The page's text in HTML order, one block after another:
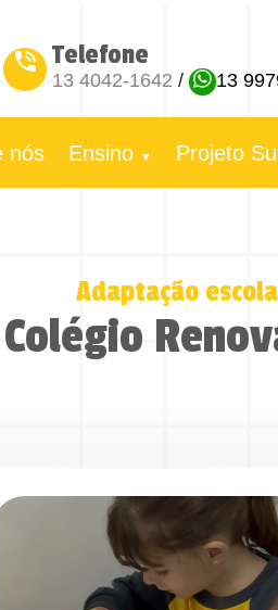
Telefone
13 4042-1642 / 13
nós Ensino ▼ Projeto
Adaptação
Colégio